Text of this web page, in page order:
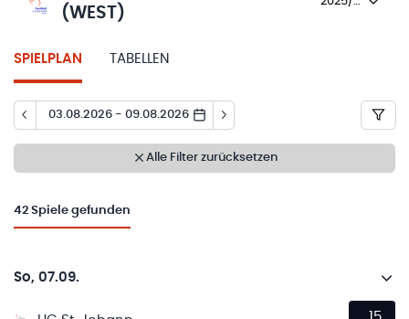
(WEST)
SPIELPLAN TABELLEN
03.08.2026 - 09.08.2026
Alle Filter zurücksetzen
42 Spiele gefunden
So, 07.09.